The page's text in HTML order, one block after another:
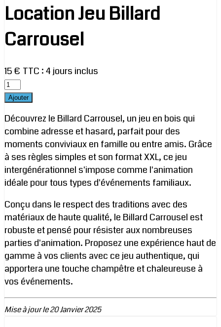
Location Jeu Billard
Carrousel
15 € TTC :4 jours inclus
Découvrez le Billard Carrousel, un jeu en bois qui
combine adresse et hasard, parfait pour des
moments conviviaux en famille ou entre amis. Grâce
à ses règles simples et son format XXL, ce jeu
intergénérationnel s'impose comme l'animation
idéale pour tous types d'événements familiaux.
Conçu dans le respect des traditions avec des
matériaux de haute qualité, le Billard Carrousel est
robuste et pensé pour résister aux nombreuses
parties d'animation. Proposez une expérience haut de
gamme à vos clients avec ce jeu authentique, qui
apportera une touche champêtre et chaleureuse à
vos événements.
Mise à jour le 20 Janvier 2025